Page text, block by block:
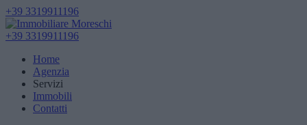
+39 3319911196
+39 3319911196
Home
Agenzia
Servizi
Immobili
Contatti